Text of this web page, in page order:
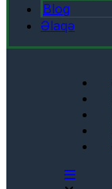
Blog
Əlaqə